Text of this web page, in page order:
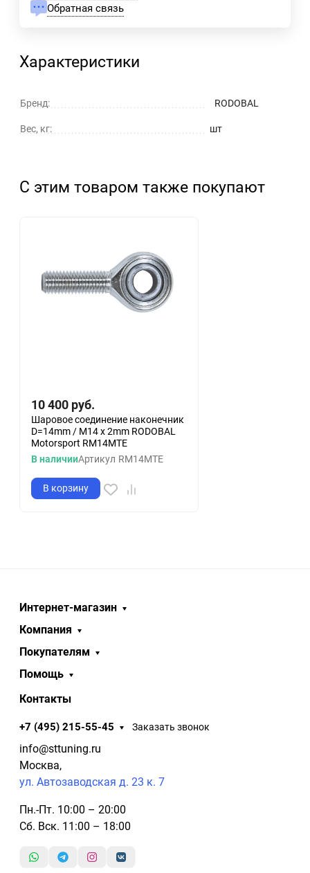
Обратная связь
Характеристики
Бренд: RODOBAL
Вес, кг: шт
С этим товаром также покупают
10 400 руб.
Шаровое соединение наконечник
D=14mm / M14 x 2mm RODOBAL
Motorsport RM14MTE
В наличииАртикул RM14MTE
В корзину
Интернет-магазин
Компания
Покупателям
Помощь
Контакты
+7 (495) 215-55-45 Заказать звонок
info@sttuning.ru
Москва,
ул. Автозаводская д. 23 к. 7
Пн.-Пт. 10:00 – 20:00
Сб. Вск. 11:00 – 18:00